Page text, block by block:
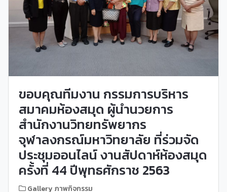
ขอบคุณทีมงาน กรรมการบริหาร
สมาคมห้องสมุด ผู้นำนวยการ
สำนักงานวิทยทรัพยากร
จุฬาลงกรณ์มหาวิทยาลัย ที่ร่วมจัด
ประชุมออนไลน์ งานสัปดาห์ห้องสมุด
ครั้งที่ 44 ปีพุทธศักราช 2563
Gallery ภาพกิจกรรม